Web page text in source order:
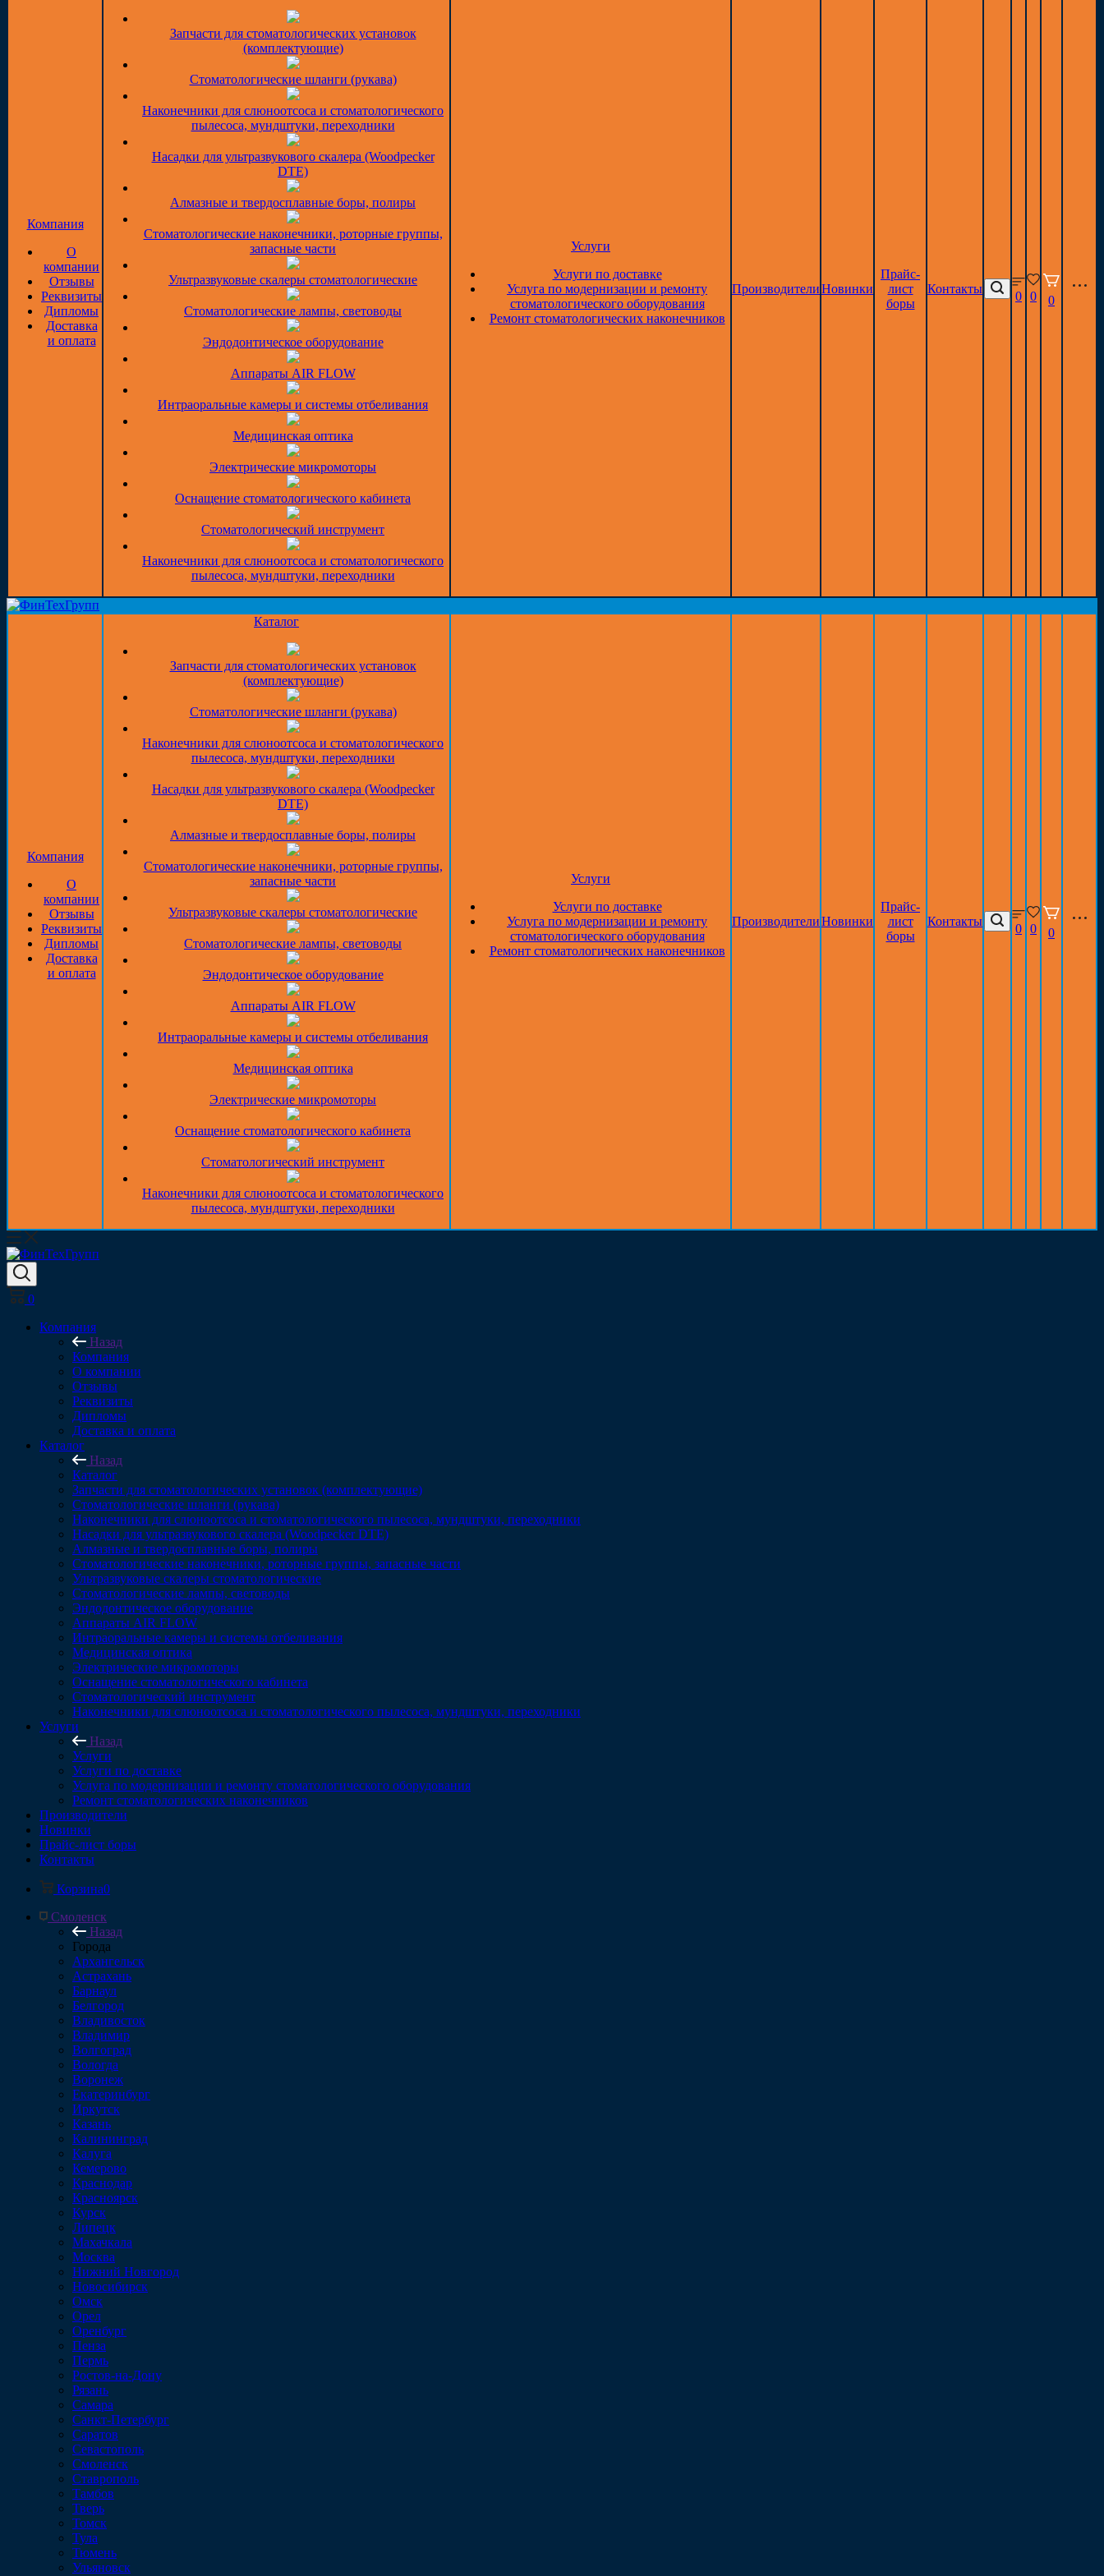
Компания
О
компании
Отзывы
Реквизиты
Дипломы
Доставка
и оплата
Запчасти для стоматологических установок
(комплектующие)
Стоматологические шланги (рукава)
Наконечники для слюноотсоса и стоматологического
пылесоса, мундштуки, переходники
Насадки для ультразвукового скалера (Woodpecker
DTE)
Алмазные и твердосплавные боры, полиры
Стоматологические наконечники, роторные группы,
запасные части
Ультразвуковые скалеры стоматологические
Стоматологические лампы, световоды
Эндодонтическое оборудование
Аппараты AIR FLOW
Интраоральные камеры и системы отбеливания
Медицинская оптика
Электрические микромоторы
Оснащение стоматологического кабинета
Стоматологический инструмент
Наконечники для слюноотсоса и стоматологического
пылесоса, мундштуки, переходники
Услуги
Услуги по доставке
Услуга по модернизации и ремонту
стоматологического оборудования
Ремонт стоматологических наконечников
ПроизводителиНовинки
Прайс-
лист
боры
Контакты
0 0 0
Компания
О
компании
Отзывы
Реквизиты
Дипломы
Доставка
и оплата
Каталог
Запчасти для стоматологических установок
(комплектующие)
Стоматологические шланги (рукава)
Наконечники для слюноотсоса и стоматологического
пылесоса, мундштуки, переходники
Насадки для ультразвукового скалера (Woodpecker
DTE)
Алмазные и твердосплавные боры, полиры
Стоматологические наконечники, роторные группы,
запасные части
Ультразвуковые скалеры стоматологические
Стоматологические лампы, световоды
Эндодонтическое оборудование
Аппараты AIR FLOW
Интраоральные камеры и системы отбеливания
Медицинская оптика
Электрические микромоторы
Оснащение стоматологического кабинета
Стоматологический инструмент
Наконечники для слюноотсоса и стоматологического
пылесоса, мундштуки, переходники
Услуги
Услуги по доставке
Услуга по модернизации и ремонту
стоматологического оборудования
Ремонт стоматологических наконечников
ПроизводителиНовинки
Прайс-
лист
боры
Контакты
0 0 0
0
Компания
Назад
Компания
О компании
Отзывы
Реквизиты
Дипломы
Доставка и оплата
Каталог
Назад
Каталог
Запчасти для стоматологических установок (комплектующие)
Стоматологические шланги (рукава)
Наконечники для слюноотсоса и стоматологического пылесоса, мундштуки, переходники
Насадки для ультразвукового скалера (Woodpecker DTE)
Алмазные и твердосплавные боры, полиры
Стоматологические наконечники, роторные группы, запасные части
Ультразвуковые скалеры стоматологические
Стоматологические лампы, световоды
Эндодонтическое оборудование
Аппараты AIR FLOW
Интраоральные камеры и системы отбеливания
Медицинская оптика
Электрические микромоторы
Оснащение стоматологического кабинета
Стоматологический инструмент
Наконечники для слюноотсоса и стоматологического пылесоса, мундштуки, переходники
Услуги
Назад
Услуги
Услуги по доставке
Услуга по модернизации и ремонту стоматологического оборудования
Ремонт стоматологических наконечников
Производители
Новинки
Прайс-лист боры
Контакты
Корзина0
Смоленск
Назад
Города
Архангельск
Астрахань
Барнаул
Белгород
Владивосток
Владимир
Волгоград
Вологда
Воронеж
Екатеринбург
Иркутск
Казань
Калининград
Калуга
Кемерово
Краснодар
Красноярск
Курск
Липецк
Махачкала
Москва
Нижний Новгород
Новосибирск
Омск
Орел
Оренбург
Пенза
Пермь
Ростов-на-Дону
Рязань
Самара
Санкт-Петербург
Саратов
Севастополь
Смоленск
Ставрополь
Тамбов
Тверь
Томск
Тула
Тюмень
Ульяновск